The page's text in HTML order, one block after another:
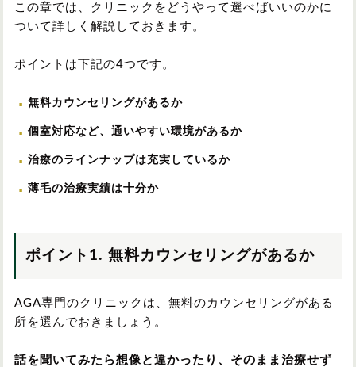
この章では、クリニックをどうやって選べばいいのかに
ついて詳しく解説しておきます。
ポイントは下記の4つです。
無料カウンセリングがあるか
個室対応など、通いやすい環境があるか
治療のラインナップは充実しているか
薄毛の治療実績は十分か
ポイント1. 無料カウンセリングがあるか
AGA専門のクリニックは、無料のカウンセリングがある
所を選んでおきましょう。
話を聞いてみたら想像と違かったり、そのまま治療せず